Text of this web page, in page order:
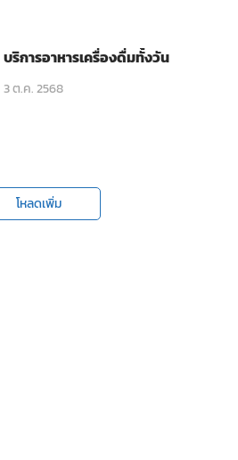
บริการอาหารเครื่องดื่มทั้งวัน
3 ต.ค. 2568
โหลดเพิ่ม